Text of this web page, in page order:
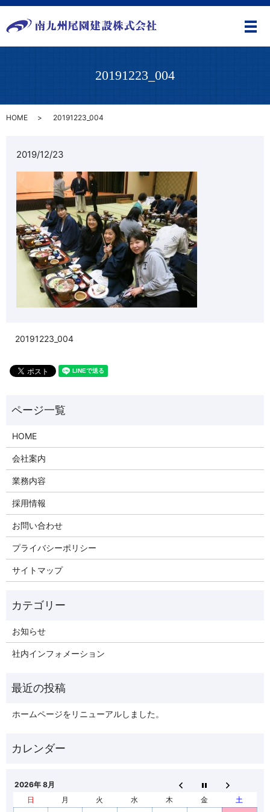
メ
20191223_004
HOME 20191223_004
2019/12/23
20191223_004
HOME
会社案内
業務内容
採用情報
お問い合わせ
プライバシーポリシー
サイトマップ
お知らせ
社内インフォメーション
ホームページをリニューアルしました。
2026年 8月
日
月 火 水 木 金
土